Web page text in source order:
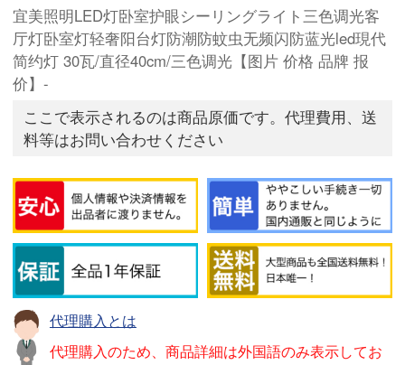
宜美照明LED灯卧室护眼シーリングライト三色调光客
厅灯卧室灯轻奢阳台灯防潮防蚊虫无频闪防蓝光led現代
简约灯 30瓦/直径40cm/三色调光【图片 价格 品牌 报
价】-
ここで表示されるのは商品原価です。代理費用、送
料等はお問い合わせください
代理購入とは
代理購入のため、商品詳細は外国語のみ表示してお